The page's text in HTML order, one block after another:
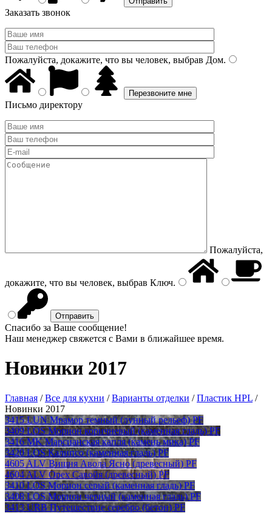
Заказать звонок
Пожалуйста, докажите, что вы человек, выбрав Дом.
Письмо директору
Пожалуйста,
докажите, что вы человек, выбрав Ключ.
Спасибо за Ваше сообщение!
Наш менеджер свяжется с Вами в ближайшее время.
Новинки 2017
Главная /Все для кухни /Варианты отделки /Пластик HPL /
Новинки 2017
3415 LUN Мрамор темный (лунный рельеф) PF
3409 LOS Морион коричневый (каменная гладь) PF
3416 MK Марсианская капля (камень мика) PF
3420 LOS Калипсо (каменная гладь) PF
4605 ALV Вишня Авола Ясно (древесный) PF
4604 ALV Орех Савойя (древесный) PF
3410 LOS Морион серый (каменная гладь) PF
3408 LOS Морион черный (каменная гладь) PF
3413 URB Путешествие серебро (бетон) PF